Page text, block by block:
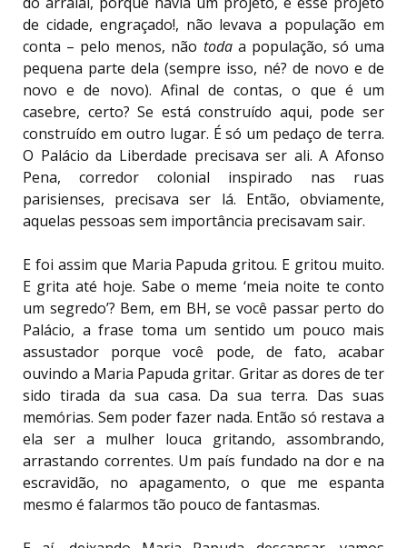
de cidade, engraçado!, não levava a população em
conta – pelo menos, não todaa população, só uma
pequena parte dela (sempre isso, né? de novo e de
novo e de novo). Afinal de contas, o que é um
casebre, certo? Se está construído aqui, pode ser
construído em outro lugar. É só um pedaço de terra.
O Palácio da Liberdade precisava ser ali. A Afonso
Pena, corredor colonial inspirado nas ruas
parisienses, precisava ser lá. Então, obviamente,
aquelas pessoas sem importância precisavam sair.
E foi assim que Maria Papuda gritou. E gritou muito.
E grita até hoje. Sabe o meme ‘meia noite te conto
um segredo’? Bem, em BH, se você passar perto do
Palácio, a frase toma um sentido um pouco mais
assustador porque você pode, de fato, acabar
ouvindo a Maria Papuda gritar. Gritar as dores de ter
sido tirada da sua casa. Da sua terra. Das suas
memórias. Sem poder fazer nada. Então só restava a
ela ser a mulher louca gritando, assombrando,
arrastando correntes. Um país fundado na dor e na
escravidão, no apagamento, o que me espanta
mesmo é falarmos tão pouco de fantasmas.